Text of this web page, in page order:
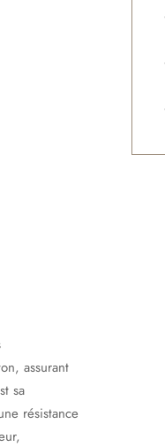
assurant
sa
résistance